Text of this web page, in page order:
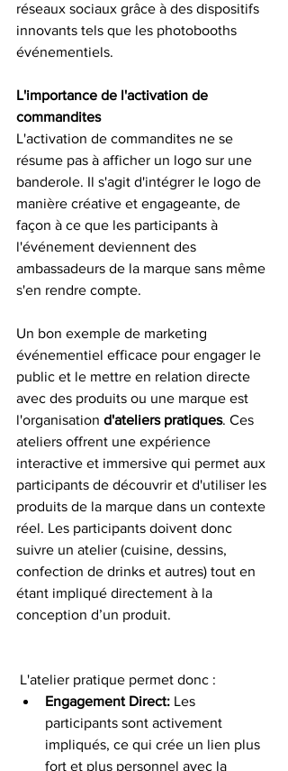
réseaux sociaux grâce à des dispositifs
innovants tels que les photobooths
événementiels.
L'importance de l'activation de
commandites
L'activation de commandites ne se
résume pas à afficher un logo sur une
banderole. Il s'agit d'intégrer le logo de
manière créative et engageante, de
façon à ce que les participants à
l'événement deviennent des
ambassadeurs de la marque sans même
s'en rendre compte.
Un bon exemple de marketing
événementiel efficace pour engager le
public et le mettre en relation directe
avec des produits ou une marque est
l'organisation d'ateliers pratiques. Ces
ateliers offrent une expérience
interactive et immersive qui permet aux
participants de découvrir et d'utiliser les
produits de la marque dans un contexte
réel. Les participants doivent donc
suivre un atelier (cuisine, dessins,
confection de drinks et autres) tout en
étant impliqué directement à la
conception d’un produit.
L'atelier pratique permet donc :
Engagement Direct: Les
participants sont activement
impliqués, ce qui crée un lien plus
fort et plus personnel avec la